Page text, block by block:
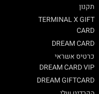
תקנון
TERMINAL X GIFT
CARD
DREAM CARD
כרטיס אשראי
DREAM CARD VIP
DREAM GIFTCARD